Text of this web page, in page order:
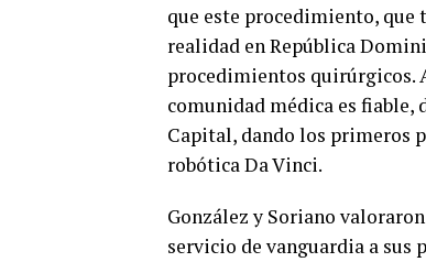
que este procedimiento, que
realidad en República
procedimientos quirúrgicos.
comunidad médica es fiable,
Capital, dando los primeros
robótica Da Vinci.
González y Soriano
servicio de vanguardia a